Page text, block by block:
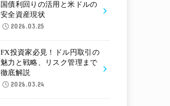
国債利回りの活用と米ドルの
安全資産現状
2026.03.25
FX投資家必見！ドル円取引の
魅力と戦略、リスク管理まで
徹底解説
2026.03.24